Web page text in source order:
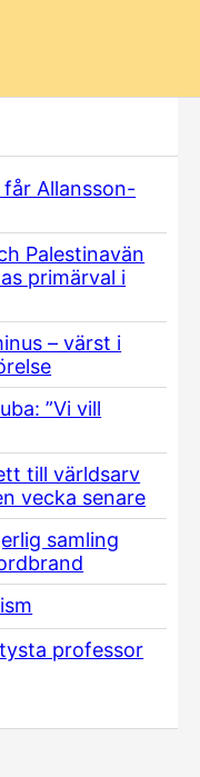
Allansson-
Palestinavän
primärval i
– värst i
”Vi vill
till världsarv
vecka senare
samling
professor